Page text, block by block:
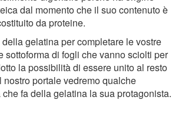
dal momento che il suo contenuto è
da proteine.
gelatina per completare le vostre
sottoforma di fogli che vanno sciolti per
la possibilità di essere unito al resto
nostro portale vedremo qualche
fa della gelatina la sua protagonista.